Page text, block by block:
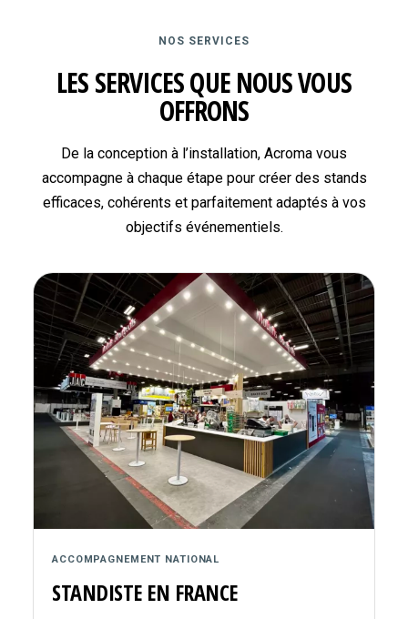
NOS SERVICES
LES SERVICES QUE NOUS VOUS
OFFRONS
De la conception à l’installation, Acroma vous
accompagne à chaque étape pour créer des stands
efficaces, cohérents et parfaitement adaptés à vos
objectifs événementiels.
ACCOMPAGNEMENT NATIONAL
STANDISTE EN FRANCE